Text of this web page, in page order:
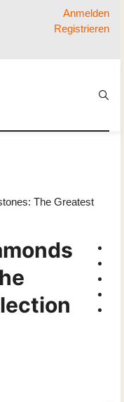
Anmelden
Registrieren
The Greatest